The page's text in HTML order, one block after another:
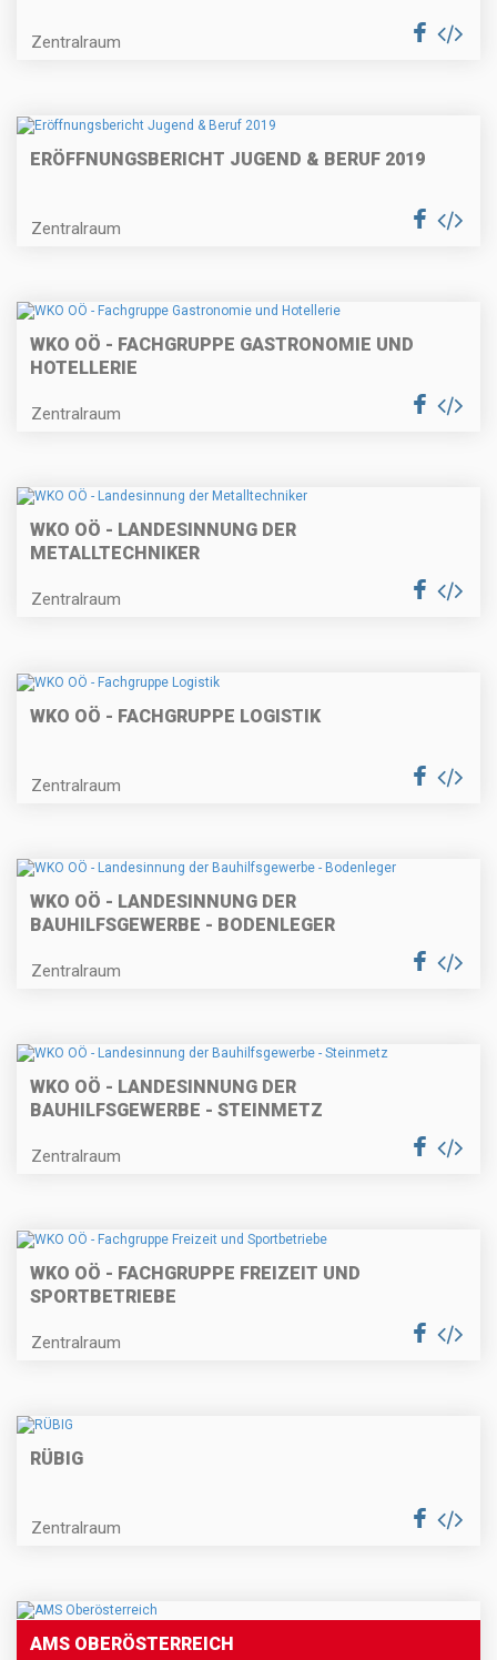
Zentralraum
ERÖFFNUNGSBERICHT JUGEND & BERUF 2019
Zentralraum
WKO OÖ - FACHGRUPPE GASTRONOMIE UND
HOTELLERIE
Zentralraum
WKO OÖ - LANDESINNUNG DER
METALLTECHNIKER
Zentralraum
WKO OÖ - FACHGRUPPE LOGISTIK
Zentralraum
WKO OÖ - LANDESINNUNG DER
BAUHILFSGEWERBE - BODENLEGER
Zentralraum
WKO OÖ - LANDESINNUNG DER
BAUHILFSGEWERBE - STEINMETZ
Zentralraum
WKO OÖ - FACHGRUPPE FREIZEIT UND
SPORTBETRIEBE
Zentralraum
RÜBIG
Zentralraum
AMS OBERÖSTERREICH